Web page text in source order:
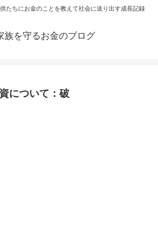
たちにお金のことを教えて社会に送り出す成長記録
族を守るお金のブログ
について：破